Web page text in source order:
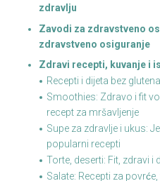
zdravlju
Zavodi za zdravstveno
zdravstveno osiguranje
Zdravi recepti, kuvanje i
Recepti i dijeta bez glutena
Smoothies: Zdravo i fit
recept za mršavljenje
Supe za zdravlje i ukus:
popularni recepti
Torte, deserti: Fit, zdravi i
Salate: Recepti za